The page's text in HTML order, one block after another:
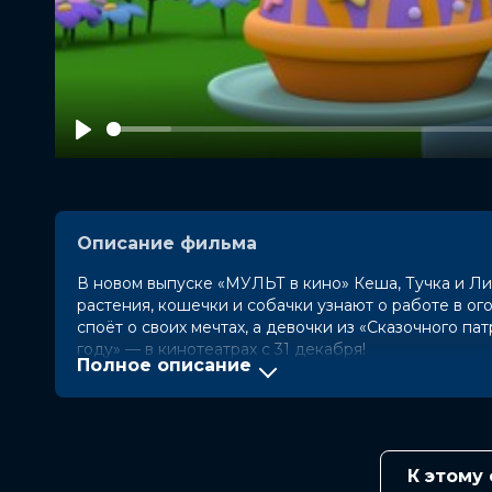
Play
Описание фильма
В новом выпуске «МУЛЬТ в кино» Кеша, Тучка и
растения, кошечки и собачки узнают о работе в
споёт о своих мечтах, а девочки из «Сказочного
году» — в кинотеатрах с 31 декабря!
Год
2022
Алексей Игнатов, Роман Сафаров,
Елена Филиппик, Ольга
Полное описание
К